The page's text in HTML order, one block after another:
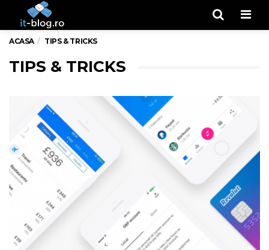
ACASA TIPS & TRICKS
TIPS & TRICKS